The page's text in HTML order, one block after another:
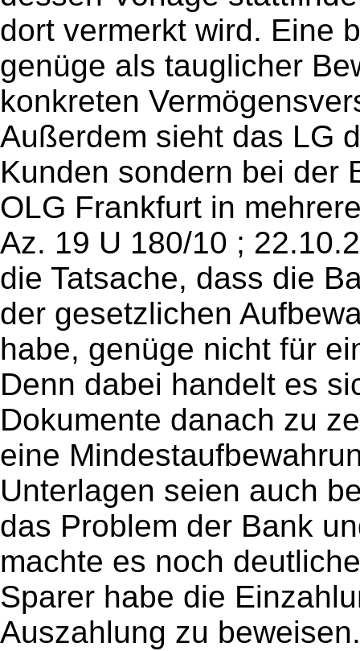
dort vermerkt wird. Eine
genüge als tauglicher
konkreten
Außerdem sieht das LG
Kunden sondern bei der
OLG Frankfurt in
Az. 19 U 180/10 ;
die Tatsache, dass die
der gesetzlichen
habe, genüge nicht für
Denn dabei handelt es
Dokumente danach zu
eine
Unterlagen seien auch
das Problem der Bank
machte es noch
Sparer habe die
Auszahlung zu beweisen.